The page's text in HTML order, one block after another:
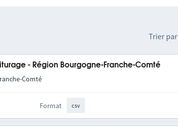
Trier par
- Région Bourgogne-Franche-Comté
Comté
Format csv